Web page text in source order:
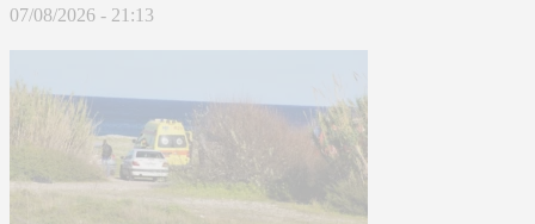
07/08/2026 - 21:13